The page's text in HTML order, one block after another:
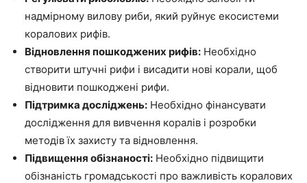
надмірному вилову риби, який руйнує екосистеми
коралових рифів.
Відновлення пошкоджених рифів: Необхідно
створити штучні рифи і висадити нові корали, щоб
відновити пошкоджені рифи.
Підтримка досліджень: Необхідно фінансувати
дослідження для вивчення коралів і розробки
методів їх захисту та відновлення.
Підвищення обізнаності: Необхідно підвищити
обізнаність громадськості про важливість коралових